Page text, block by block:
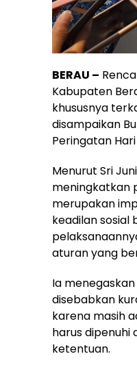
BERAU –
Kabupaten
khususnya
disampaikan
Peringatan
Menurut Sri
meningkatkan
merupakan
keadilan sosial
aturan yang
Ia
disebabkan
karena masih
harus dipenuhi
ketentuan.